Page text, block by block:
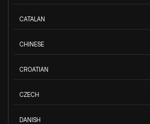
CATALAN
CHINESE
CROATIAN
CZECH
DANISH